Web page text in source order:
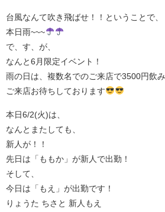
台風なんて吹き飛ばせ！！ということで、
本日雨~~~
で、す、が、
なんと6月限定イベント！
雨の日は、複数名でのご来店で3500円飲み
ご来店お待ちしております
本日6/2(火)は、
なんとまたしても、
新人が！！
先日は「ももか」が新人で出勤！
そして、
今日は「もえ」が出勤です！
りょうた ちさと 新人もえ